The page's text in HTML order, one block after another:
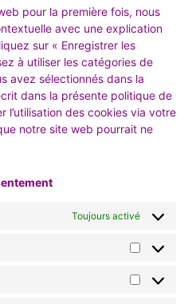
pour la première fois, nous
avec une explication
sur « Enregistrer les
à utiliser les catégories de
avez sélectionnés dans la
dans la présente politique de
l’utilisation des cookies via votre
notre site web pourrait ne
Toujours activé